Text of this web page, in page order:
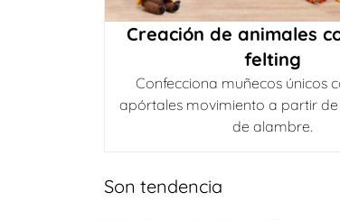
Creación de animales
felting
Confecciona muñecos únicos
apórtales movimiento a partir de
de alambre.
Son tendencia